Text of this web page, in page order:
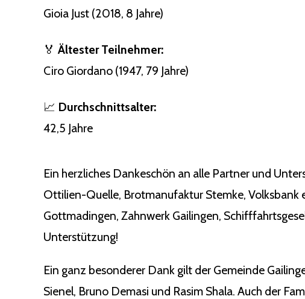
Gioia Just (2018, 8 Jahre)
🏅 Ältester Teilnehmer:
Ciro Giordano (1947, 79 Jahre)
📈 Durchschnittsalter:
42,5 Jahre
Ein herzliches Dankeschön an alle Partner und
Ottilien-Quelle, Brotmanufaktur Stemke,
Gottmadingen, Zahnwerk Gailingen,
Unterstützung!
Ein ganz besonderer Dank gilt der Gemeinde
Sienel, Bruno Demasi und Rasim Shala. Auch der